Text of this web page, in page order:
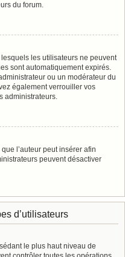
du forum.
les utilisateurs ne peuvent
sont automatiquement expirés.
ou un modérateur du
également verrouiller vos
administrateurs.
l’auteur peut insérer afin
peuvent désactiver
d’utilisateurs
le plus haut niveau de